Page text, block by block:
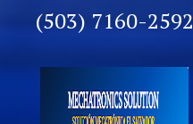
(503) 7160-2592